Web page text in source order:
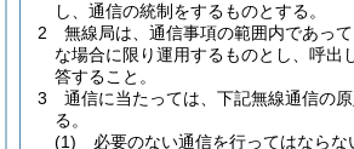
し、通信の統制をするものとする。
2
無線局は、通信事項の範囲内であっ
な場合に限り運用するものとし、呼出
答すること。
3
通信に当たっては、下記無線通信の
る。
(1)
必要のない通信を行ってはならな